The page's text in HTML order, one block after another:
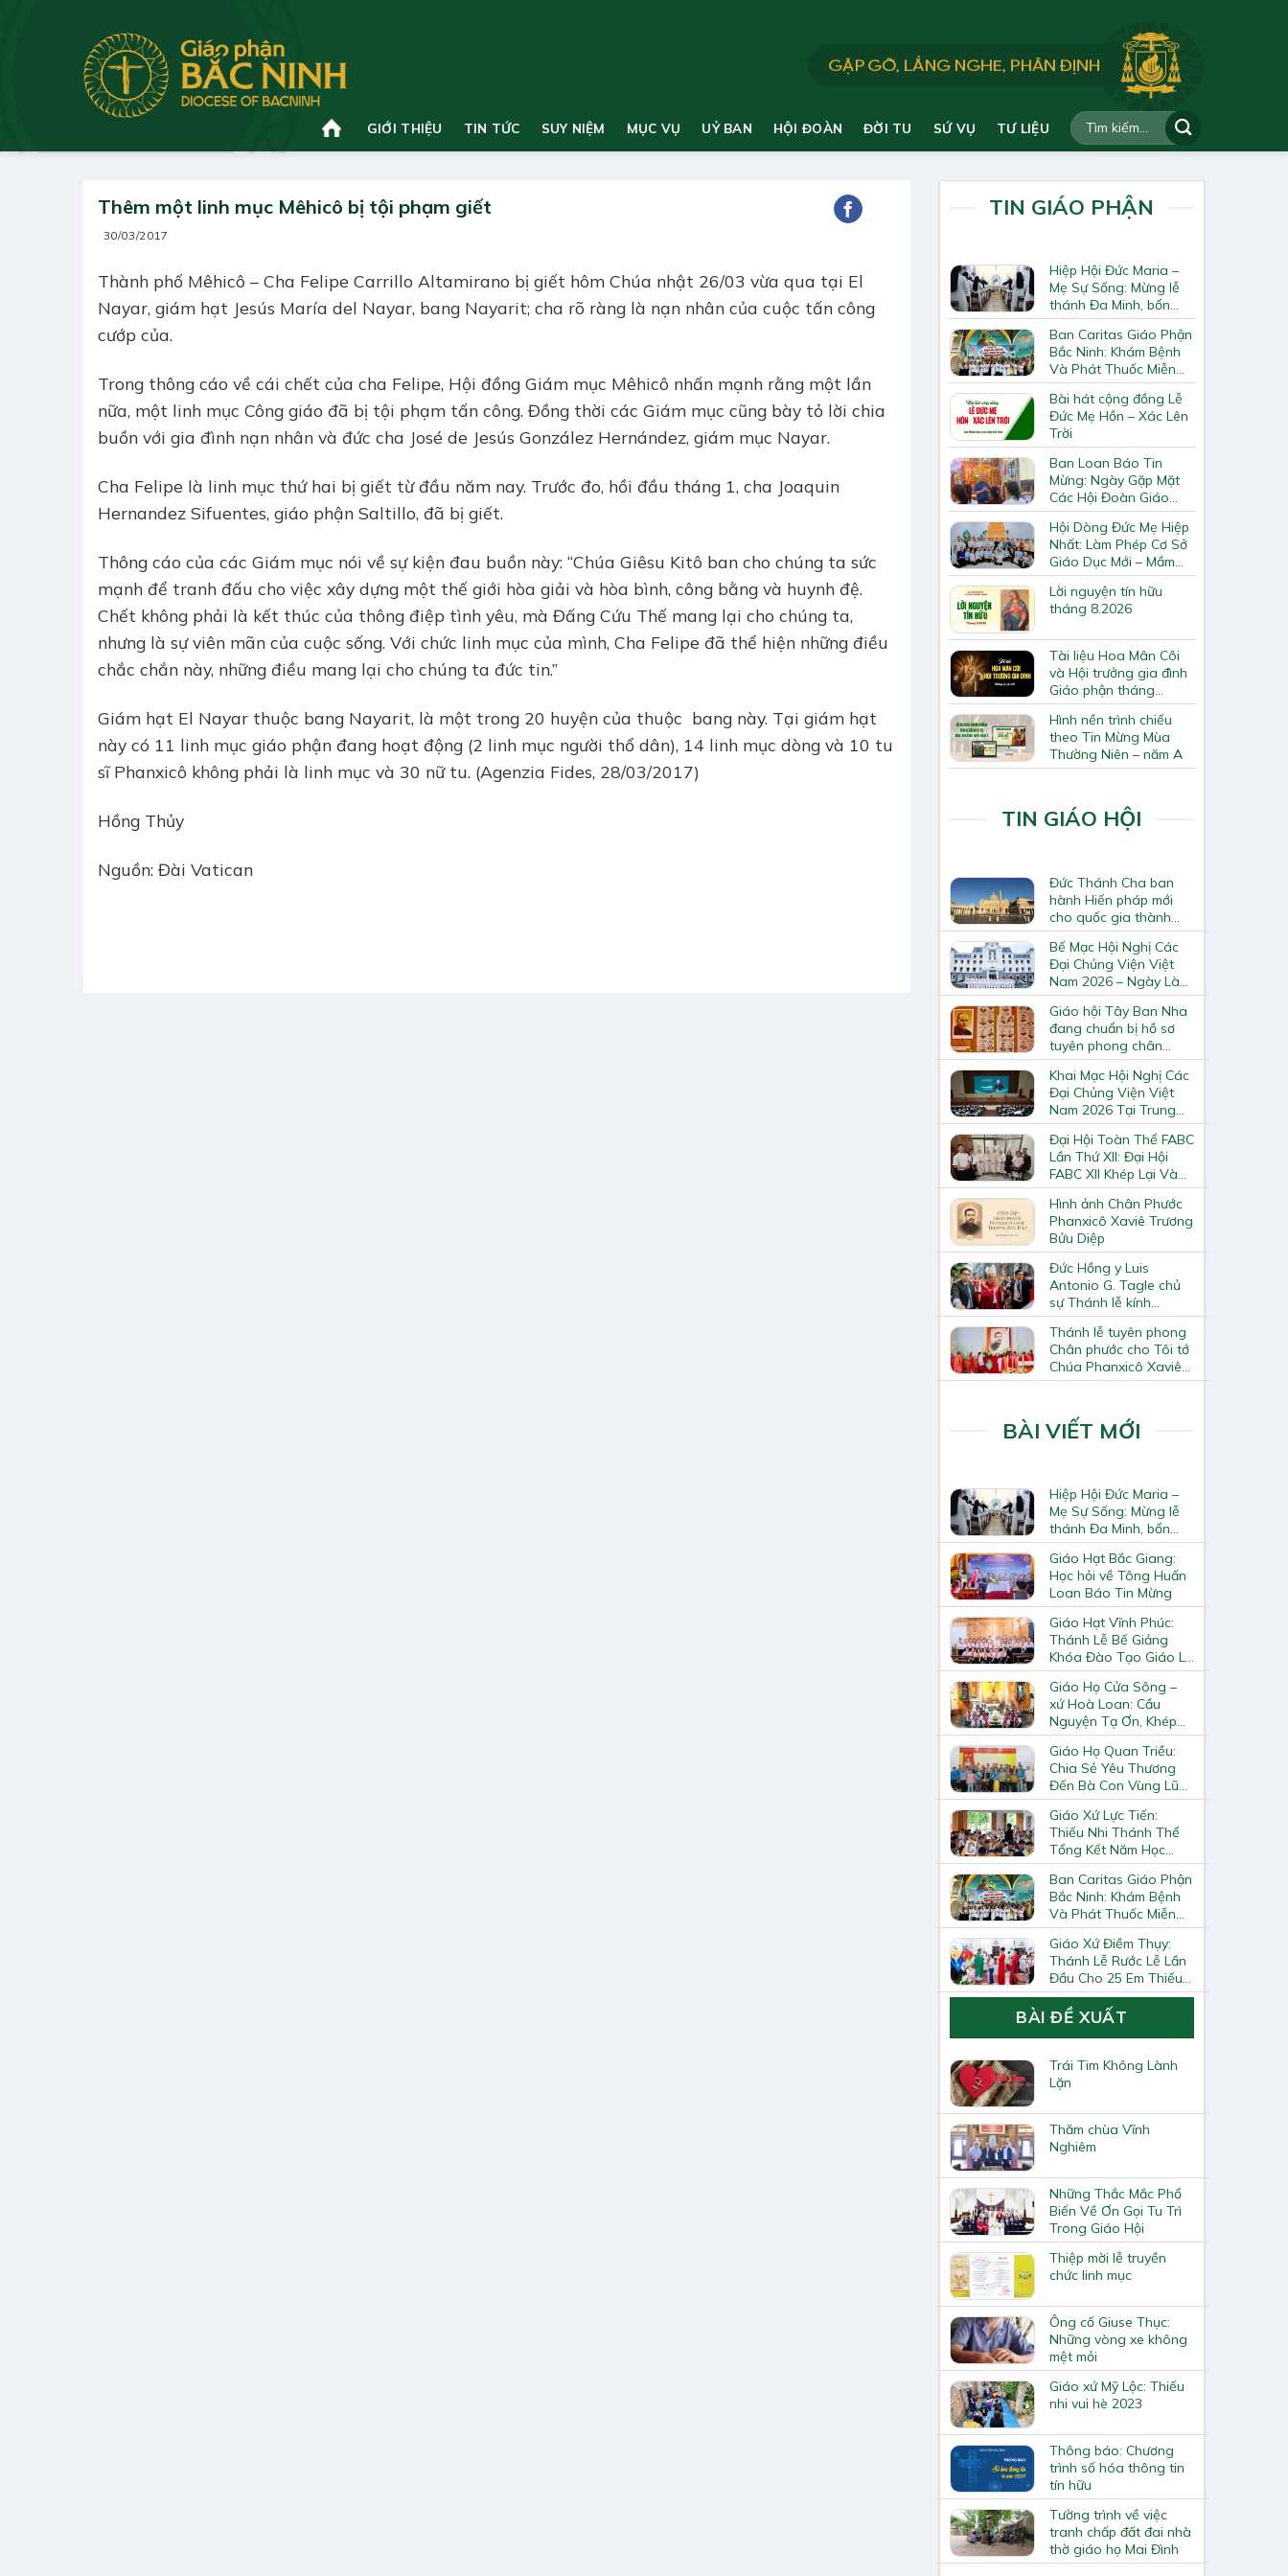
GIỚI THIỆU TIN TỨC SUY NIỆM MỤC VỤ UỶ BAN HỘI ĐOÀN ĐỜI TU SỨ VỤ TƯ LIỆU
Thêm một linh mục Mêhicô bị tội phạm giết
30/03/2017
Thành phố Mêhicô – Cha Felipe Carrillo Altamirano bị giết hôm Chúa nhật 26/03 vừa qua tại El
Nayar, giám hạt Jesús María del Nayar, bang Nayarit; cha rõ ràng là nạn nhân của cuộc tấn công
cướp của.
Trong thông cáo về cái chết của cha Felipe, Hội đồng Giám mục Mêhicô nhấn mạnh rằng một lần
nữa, một linh mục Công giáo đã bị tội phạm tấn công. Đồng thời các Giám mục cũng bày tỏ lời chia
buồn với gia đình nạn nhân và đức cha José de Jesús González Hernández, giám mục Nayar.
Cha Felipe là linh mục thứ hai bị giết từ đầu năm nay. Trước đo, hồi đầu tháng 1, cha Joaquin
Hernandez Sifuentes, giáo phận Saltillo, đã bị giết.
Thông cáo của các Giám mục nói về sự kiện đau buồn này: “Chúa Giêsu Kitô ban cho chúng ta sức
mạnh để tranh đấu cho việc xây dựng một thế giới hòa giải và hòa bình, công bằng và huynh đệ.
Chết không phải là kết thúc của thông điệp tình yêu, mà Đấng Cứu Thế mang lại cho chúng ta,
nhưng là sự viên mãn của cuộc sống. Với chức linh mục của mình, Cha Felipe đã thể hiện những điều
chắc chắn này, những điều mang lại cho chúng ta đức tin.”
Giám hạt El Nayar thuộc bang Nayarit, là một trong 20 huyện của thuộc bang này. Tại giám hạt
này có 11 linh mục giáo phận đang hoạt động (2 linh mục người thổ dân), 14 linh mục dòng và 10 tu
sĩ Phanxicô không phải là linh mục và 30 nữ tu. (Agenzia Fides, 28/03/2017)
Hồng Thủy
Nguồn: Đài Vatican
TIN GIÁO PHẬN
Hiệp Hội Đức Maria –
Mẹ Sự Sống: Mừng lễ
thánh Đa Minh, bổn
mạng Hiệp Hội
Ban Caritas Giáo Phận
Bắc Ninh: Khám Bệnh
Và Phát Thuốc Miễn
Phí Tại Giáo Xứ Đồng
Chương
Bài hát cộng đồng Lễ
Đức Mẹ Hồn – Xác Lên
Trời
Ban Loan Báo Tin
Mừng: Ngày Gặp Mặt
Các Hội Đoàn Giáo
Hạt Bắc Giang
Hội Dòng Đức Mẹ Hiệp
Nhất: Làm Phép Cơ Sở
Giáo Dục Mới – Mầm
Non Thiên Ân
Lời nguyện tín hữu
tháng 8.2026
Tài liệu Hoa Mân Côi
và Hội trưởng gia đình
Giáo phận tháng
8.2026
Hình nền trình chiếu
theo Tin Mừng Mùa
Thường Niên – năm A
TIN GIÁO HỘI
Đức Thánh Cha ban
hành Hiến pháp mới
cho quốc gia thành
Vatican
Bế Mạc Hội Nghị Các
Đại Chủng Viện Việt
Nam 2026 – Ngày Làm
Việc Cuối Cùng
Giáo hội Tây Ban Nha
đang chuẩn bị hồ sơ
tuyên phong chân
phước và phong thánh
cho 3.344 vị
Khai Mạc Hội Nghị Các
Đại Chủng Viện Việt
Nam 2026 Tại Trung
Tâm Mục Vụ Giáo
Phận Vinh
Đại Hội Toàn Thể FABC
Lần Thứ XII: Đại Hội
FABC XII Khép Lại Và
Mở Ra Một Hành Trình
Mới Cho Giáo Hội Tại
Châu Á
Hình ảnh Chân Phước
Phanxicô Xaviê Trương
Bửu Diệp
Đức Hồng y Luis
Antonio G. Tagle chủ
sự Thánh lễ kính
Thánh Tô-ma Tông đồ
tại Nhà thờ Chính tòa
Hà Nội
Thánh lễ tuyên phong
Chân phước cho Tôi tớ
Chúa Phanxicô Xaviê
Trương Bửu Diệp
BÀI VIẾT MỚI
Hiệp Hội Đức Maria –
Mẹ Sự Sống: Mừng lễ
thánh Đa Minh, bổn
mạng Hiệp Hội
Giáo Hạt Bắc Giang:
Học hỏi về Tông Huấn
Loan Báo Tin Mừng
Giáo Hạt Vĩnh Phúc:
Thánh Lễ Bế Giảng
Khóa Đào Tạo Giáo Lý
Viên – Huynh Trưởng
Cấp II
Giáo Họ Cửa Sông –
xứ Hoà Loan: Cầu
Nguyện Tạ Ơn, Khép
Lại Khóa Huấn Luyện
Giáo Lý Viên Cấp II
Giáo Họ Quan Triều:
Chia Sẻ Yêu Thương
Đến Bà Con Vùng Lũ
Lai Châu
Giáo Xứ Lực Tiến:
Thiếu Nhi Thánh Thể
Tổng Kết Năm Học
Giáo Lý
Ban Caritas Giáo Phận
Bắc Ninh: Khám Bệnh
Và Phát Thuốc Miễn
Phí Tại Giáo Xứ Đồng
Chương
Giáo Xứ Điềm Thụy:
Thánh Lễ Rước Lễ Lần
Đầu Cho 25 Em Thiếu
Nhi
BÀI ĐỀ XUẤT
Trái Tim Không Lành
Lặn
Thăm chùa Vĩnh
Nghiêm
Những Thắc Mắc Phổ
Biến Về Ơn Gọi Tu Trì
Trong Giáo Hội
Thiệp mời lễ truyền
chức linh mục
Ông cố Giuse Thục:
Những vòng xe không
mệt mỏi
Giáo xứ Mỹ Lộc: Thiếu
nhi vui hè 2023
Thông báo: Chương
trình số hóa thông tin
tín hữu
Tường trình về việc
tranh chấp đất đai nhà
thờ giáo họ Mai Đình